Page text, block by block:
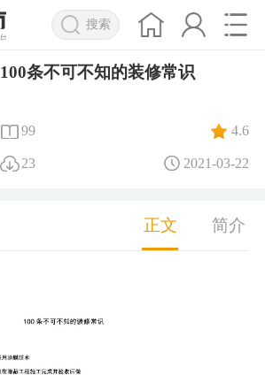
搜索
100条不可不知的装修常识
99 4.6
23 2021-03-22
正文 简介